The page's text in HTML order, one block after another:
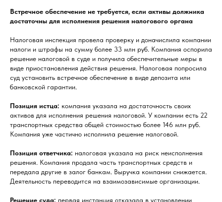
Встречное обеспечение не требуется, если активы должника
достаточны для исполнения решения налогового органа
Налоговая инспекция провела проверку и доначислила компании
налоги и штрафы на сумму более 33 млн руб. Компания оспорила
решение налоговой в суде и получила обеспечительные меры в
виде приостановления действия решения. Налоговая попросила
суд установить встречное обеспечение в виде депозита или
банковской гарантии.
Позиция истца: компания указала на достаточность своих
активов для исполнения решения налоговой. У компании есть 22
транспортных средства общей стоимостью более 146 млн руб.
Компания уже частично исполнила решение налоговой.
Позиция ответчика: налоговая указала на риск неисполнения
решения. Компания продала часть транспортных средств и
передала другие в залог банкам. Выручка компании снижается.
Деятельность переводится на взаимозависимые организации.
Решение суда: первая инстанция отказала в установлении